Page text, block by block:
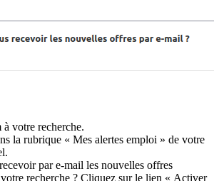
votre recherche.
la rubrique « Mes alertes emploi » de votre
par e-mail les nouvelles offres
recherche ? Cliquez sur le lien « Activer